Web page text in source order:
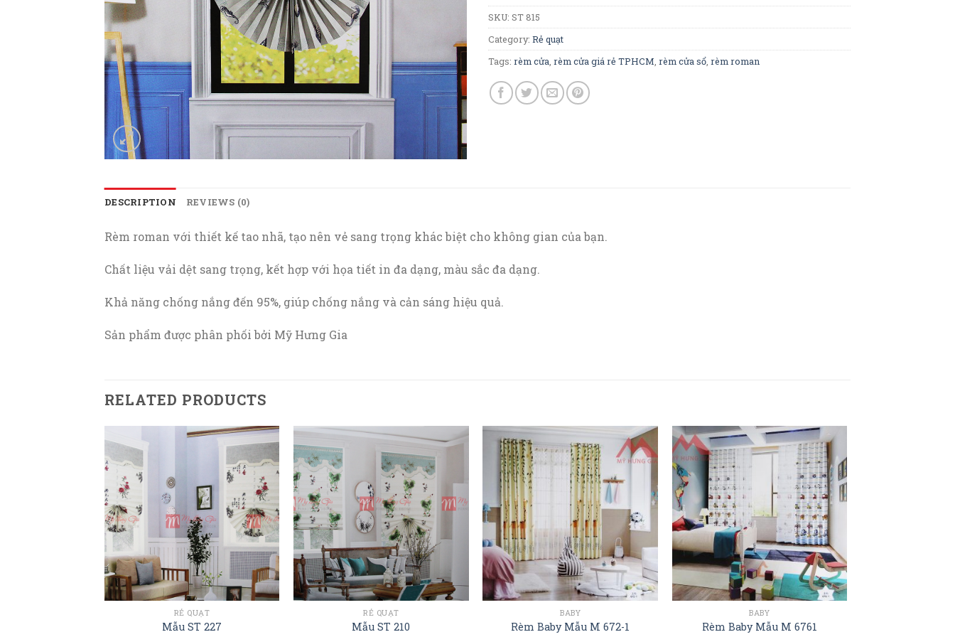
SKU: ST 815
Category: Rẻ quạt
Tags: rèm cửa rèm cửa giá rẻ TPHCM rèm cửa sổ rèm roman
DESCRIPTION REVIEWS (0)
Rèm roman với thiết kế tao nhã, tạo nên vẻ sang trọng khác biệt cho không gian của bạn.
Chất liệu vải dệt sang trọng, kết hợp với họa tiết in đa dạng, màu sắc đa dạng.
Khả năng chống nắng đến 95%, giúp chống nắng và cản sáng hiệu quả.
Sản phẩm được phân phối bởi Mỹ Hưng Gia
RELATED PRODUCTS
RẺ QUẠT
Mẫu ST 227
RẺ QUẠT
Mẫu ST 210
BABY
Rèm Baby Mẫu M 672-1
BABY
Rèm Baby Mẫu M 6761